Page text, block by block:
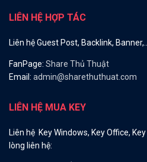
LIÊN HỆ HỢP TÁC
Liên hệ Guest Post, Backlink,
FanPage: Share Thủ Thuật
Email: admin@sharethuthuat.com
LIÊN HỆ MUA KEY
Liên hệ Key Windows, Key Office,
lòng liên hệ: